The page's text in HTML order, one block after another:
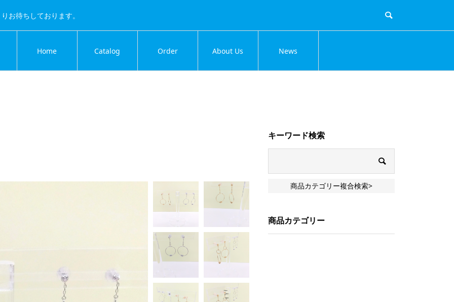
お待ちしております。
Home Catalog Order About Us News
キーワード検索
商品カテゴリー複合検索>
商品カテゴリー